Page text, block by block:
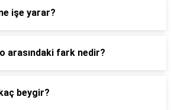
işe yarar?
arasındaki fark nedir?
beygir?